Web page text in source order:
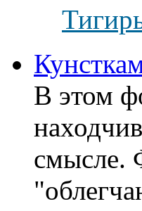
В этом
смысле.